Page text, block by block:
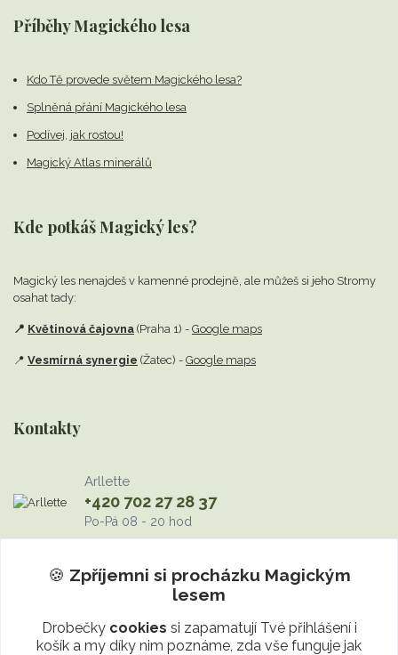
Příběhy Magického lesa
Kdo Tě provede světem Magického lesa?
Splněná přání Magického lesa
Podívej, jak rostou!
Magický Atlas minerálů
Kde potkáš Magický les?
Magický les nenajdeš v kamenné prodejně, ale můžeš si jeho Stromy
osahat tady:
📍 Květinová čajovna (Praha 1) - Google maps
📍 Vesmírná synergie (Žatec) - Google maps
Kontakty
Arllette
+420 702 27 28 37
Po-Pá 08 - 20 hod
info@MagickyLes.cz
🍪 Zpříjemni si procházku Magickým
lesem
Drobečky cookies si zapamatují Tvé přihlášení i
košík a my díky nim poznáme, zda vše funguje jak